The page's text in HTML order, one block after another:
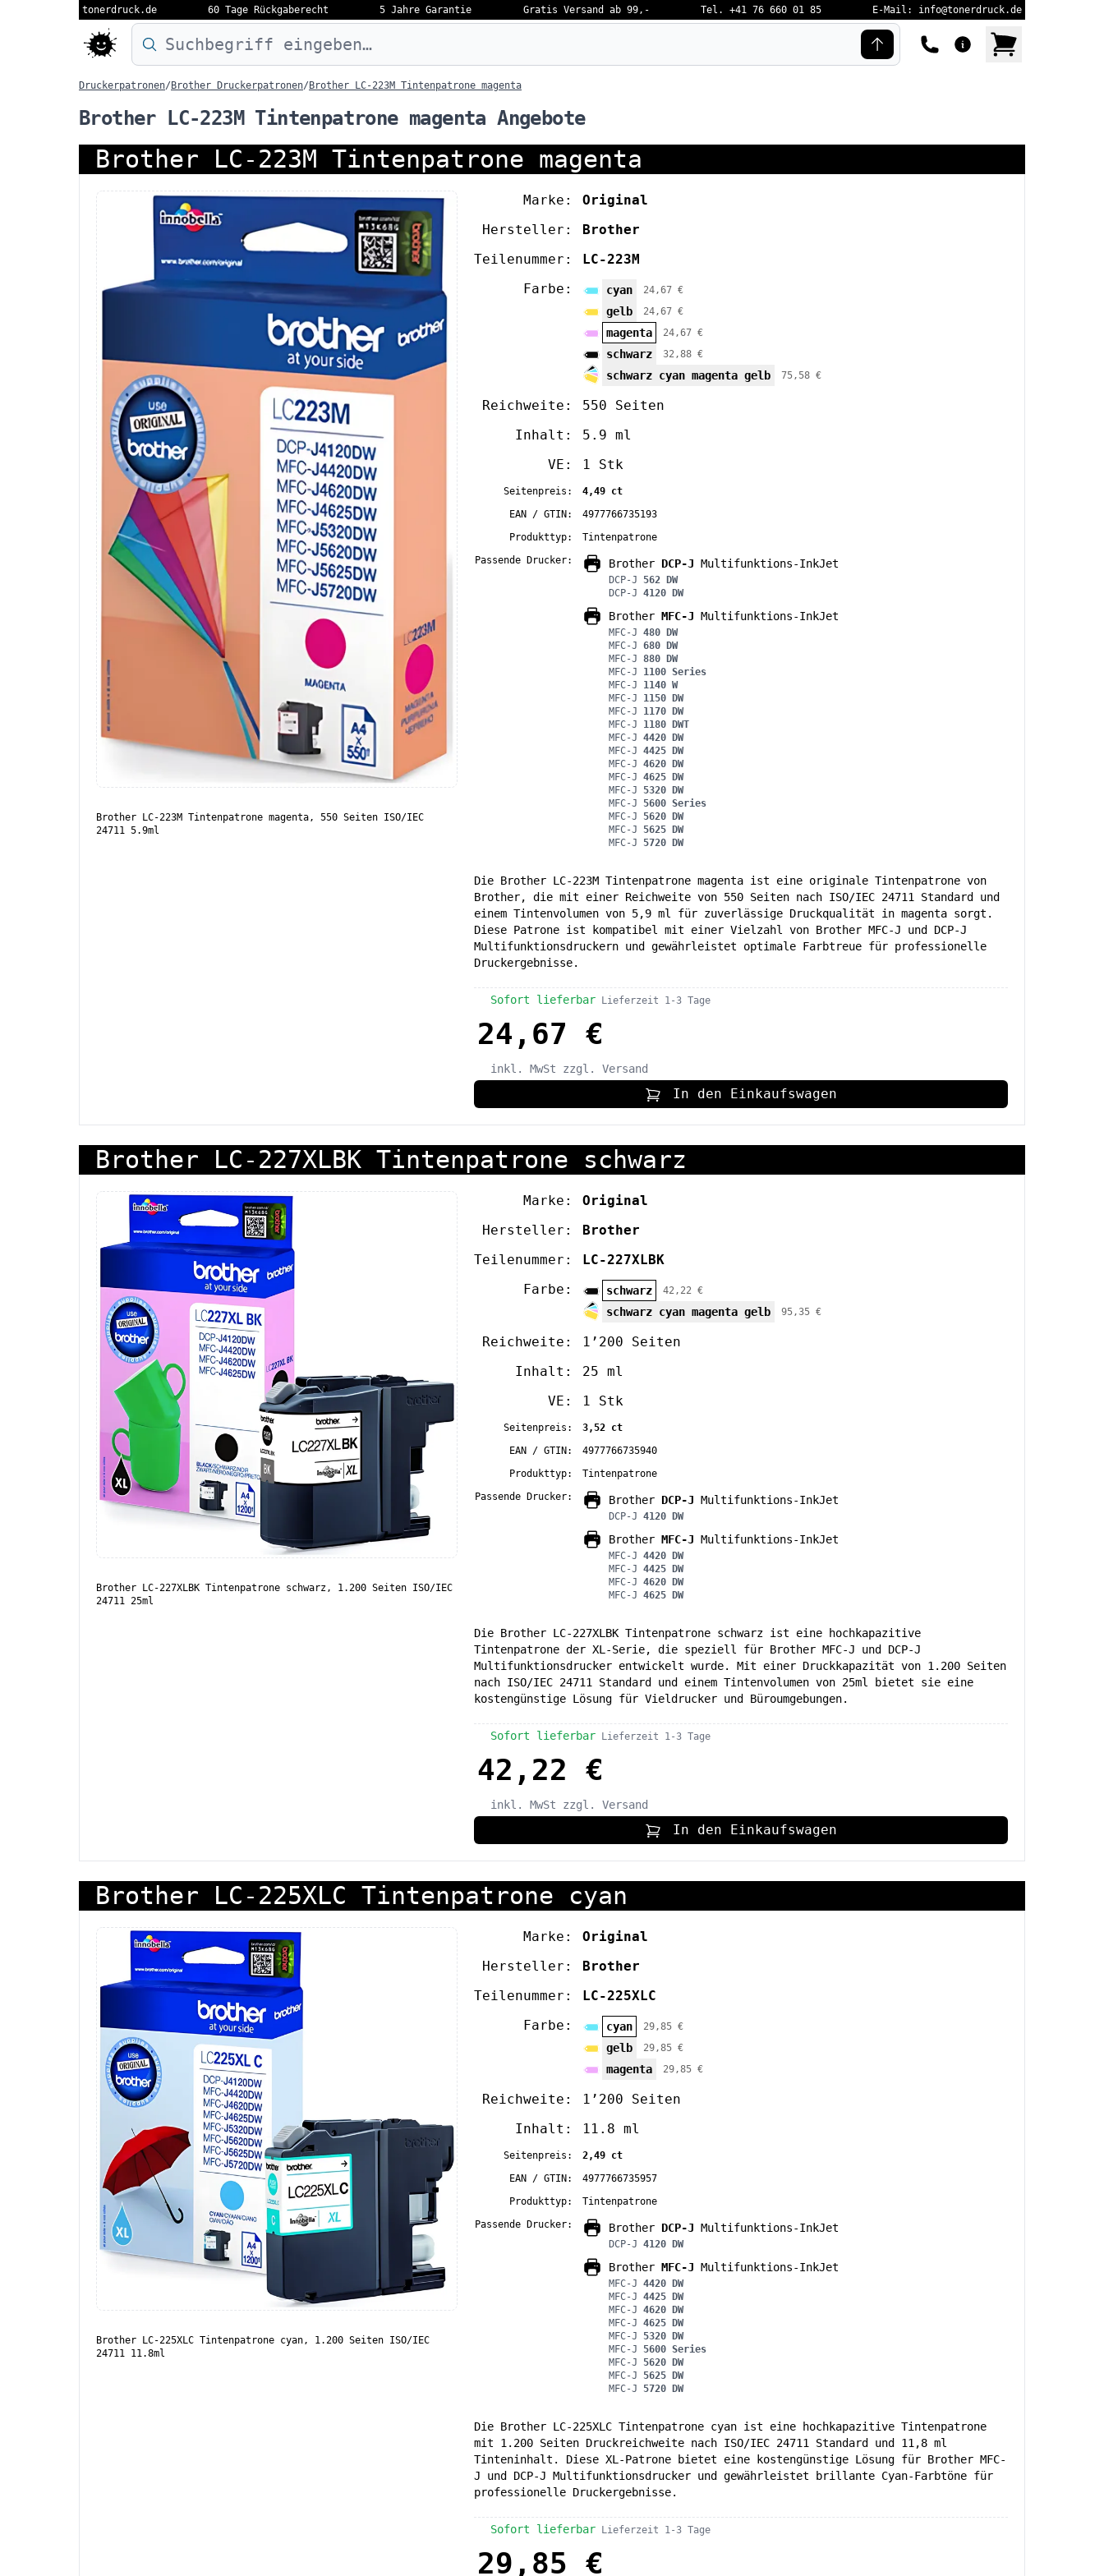
tonerdruck.de 60 Tage Rückgaberecht 5 Jahre Garantie Gratis Versand ab 99,- Tel. +41 76 660 01 85 E-Mail: info@tonerdruck.de
Druckermodell oder Produktnamen eingeben…
Druckerpatronen/ Brother Druckerpatronen/ Brother LC-223M Tintenpatrone magenta
Brother LC-223M Tintenpatrone magenta Angebote
Brother LC-223M Tintenpatrone magenta
Brother LC-223M Tintenpatrone magenta, 550 Seiten ISO/IEC
24711 5.9ml
Marke:
Original
Hersteller:
Brother
Teilenummer:
LC-223M
Farbe:
cyan 24,67 €
gelb 24,67 €
magenta 24,67 €
schwarz 32,88 €
schwarz cyan magenta gelb 75,58 €
Reichweite:
550 Seiten
Inhalt:
5.9 ml
VE:
1 Stk
Seitenpreis:
4,49 ct
EAN / GTIN:
4977766735193
Produkttyp:
Tintenpatrone
Passende Drucker:
Brother DCP-J Multifunktions-InkJet
DCP-J 562 DW
DCP-J 4120 DW
Brother MFC-J Multifunktions-InkJet
MFC-J 480 DW
MFC-J 680 DW
MFC-J 880 DW
MFC-J 1100 Series
MFC-J 1140 W
MFC-J 1150 DW
MFC-J 1170 DW
MFC-J 1180 DWT
MFC-J 4420 DW
MFC-J 4425 DW
MFC-J 4620 DW
MFC-J 4625 DW
MFC-J 5320 DW
MFC-J 5600 Series
MFC-J 5620 DW
MFC-J 5625 DW
MFC-J 5720 DW
Die Brother LC-223M Tintenpatrone magenta ist eine originale Tintenpatrone von
Brother, die mit einer Reichweite von 550 Seiten nach ISO/IEC 24711 Standard und
einem Tintenvolumen von 5,9 ml für zuverlässige Druckqualität in magenta sorgt.
Diese Patrone ist kompatibel mit einer Vielzahl von Brother MFC-J und DCP-J
Multifunktionsdruckern und gewährleistet optimale Farbtreue für professionelle
Druckergebnisse.
Sofort lieferbar Lieferzeit 1-3 Tage
24,67 €
inkl. MwSt zzgl. Versand
In den Einkaufswagen
Brother LC-227XLBK Tintenpatrone schwarz
Brother LC-227XLBK Tintenpatrone schwarz, 1.200 Seiten ISO/IEC
24711 25ml
Marke:
Original
Hersteller:
Brother
Teilenummer:
LC-227XLBK
Farbe:
schwarz 42,22 €
schwarz cyan magenta gelb 95,35 €
Reichweite:
1’200 Seiten
Inhalt:
25 ml
VE:
1 Stk
Seitenpreis:
3,52 ct
EAN / GTIN:
4977766735940
Produkttyp:
Tintenpatrone
Passende Drucker:
Brother DCP-J Multifunktions-InkJet
DCP-J 4120 DW
Brother MFC-J Multifunktions-InkJet
MFC-J 4420 DW
MFC-J 4425 DW
MFC-J 4620 DW
MFC-J 4625 DW
Die Brother LC-227XLBK Tintenpatrone schwarz ist eine hochkapazitive
Tintenpatrone der XL-Serie, die speziell für Brother MFC-J und DCP-J
Multifunktionsdrucker entwickelt wurde. Mit einer Druckkapazität von 1.200 Seiten
nach ISO/IEC 24711 Standard und einem Tintenvolumen von 25ml bietet sie eine
kostengünstige Lösung für Vieldrucker und Büroumgebungen.
Sofort lieferbar Lieferzeit 1-3 Tage
42,22 €
inkl. MwSt zzgl. Versand
In den Einkaufswagen
Brother LC-225XLC Tintenpatrone cyan
Brother LC-225XLC Tintenpatrone cyan, 1.200 Seiten ISO/IEC
24711 11.8ml
Marke:
Original
Hersteller:
Brother
Teilenummer:
LC-225XLC
Farbe:
cyan 29,85 €
gelb 29,85 €
magenta 29,85 €
Reichweite:
1’200 Seiten
Inhalt:
11.8 ml
Seitenpreis:
2,49 ct
EAN / GTIN:
4977766735957
Produkttyp:
Tintenpatrone
Passende Drucker:
Brother DCP-J Multifunktions-InkJet
DCP-J 4120 DW
Brother MFC-J Multifunktions-InkJet
MFC-J 4420 DW
MFC-J 4425 DW
MFC-J 4620 DW
MFC-J 4625 DW
MFC-J 5320 DW
MFC-J 5600 Series
MFC-J 5620 DW
MFC-J 5625 DW
MFC-J 5720 DW
Die Brother LC-225XLC Tintenpatrone cyan ist eine hochkapazitive Tintenpatrone
mit 1.200 Seiten Druckreichweite nach ISO/IEC 24711 Standard und 11,8 ml
Tinteninhalt. Diese XL-Patrone bietet eine kostengünstige Lösung für Brother MFC-
J und DCP-J Multifunktionsdrucker und gewährleistet brillante Cyan-Farbtöne für
professionelle Druckergebnisse.
Sofort lieferbar Lieferzeit 1-3 Tage
29,85 €